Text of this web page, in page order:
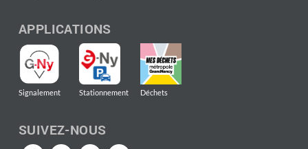
APPLICATIONS
Signalement Stationnement Déchets
SUIVEZ-NOUS